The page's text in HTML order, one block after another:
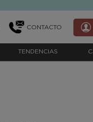
CONTACTO
TENDENCIAS